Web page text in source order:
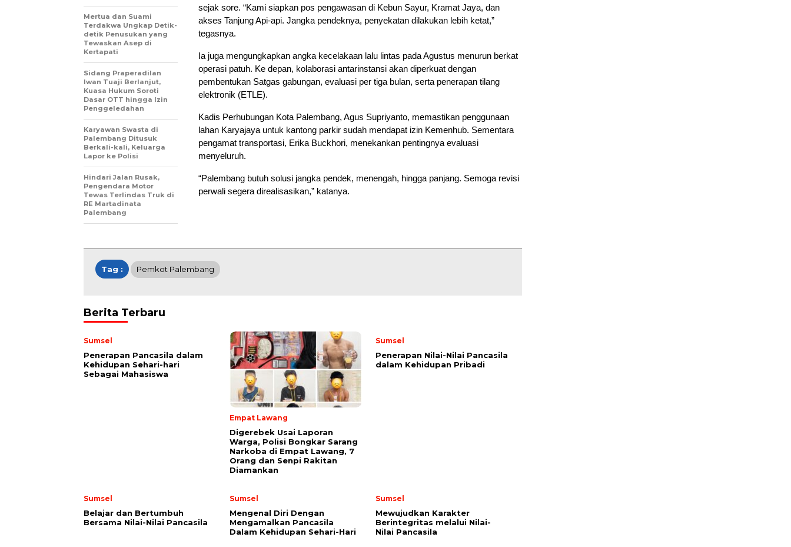
sejak sore. “Kami siapkan pos pengawasan di Kebun Sayur, Kramat Jaya, dan
akses Tanjung Api-api. Jangka pendeknya, penyekatan dilakukan lebih ketat,”
tegasnya.
Ia juga mengungkapkan angka kecelakaan lalu lintas pada Agustus menurun berkat
operasi patuh. Ke depan, kolaborasi antarinstansi akan diperkuat dengan
pembentukan Satgas gabungan, evaluasi per tiga bulan, serta penerapan tilang
elektronik (ETLE).
Kadis Perhubungan Kota Palembang, Agus Supriyanto, memastikan penggunaan
lahan Karyajaya untuk kantong parkir sudah mendapat izin Kemenhub. Sementara
pengamat transportasi, Erika Buckhori, menekankan pentingnya evaluasi
menyeluruh.
“Palembang butuh solusi jangka pendek, menengah, hingga panjang. Semoga revisi
perwali segera direalisasikan,” katanya.
Mertua dan Suami
Terdakwa Ungkap Detik-
detik Penusukan yang
Tewaskan Asep di
Kertapati
Sidang Praperadilan
Iwan Tuaji Berlanjut,
Kuasa Hukum Soroti
Dasar OTT hingga Izin
Penggeledahan
Karyawan Swasta di
Palembang Ditusuk
Berkali-kali, Keluarga
Lapor ke Polisi
Hindari Jalan Rusak,
Pengendara Motor
Tewas Terlindas Truk di
RE Martadinata
Palembang
Tag : Pemkot Palembang
Berita Terbaru
Sumsel
Penerapan Pancasila dalam
Kehidupan Sehari-hari
Sebagai Mahasiswa
Empat Lawang
Digerebek Usai Laporan
Warga, Polisi Bongkar Sarang
Narkoba di Empat Lawang, 7
Orang dan Senpi Rakitan
Diamankan
Sumsel
Penerapan Nilai-Nilai Pancasila
dalam Kehidupan Pribadi
Sumsel
Belajar dan Bertumbuh
Bersama Nilai-Nilai Pancasila
Sumsel
Mengenal Diri Dengan
Mengamalkan Pancasila
Dalam Kehidupan Sehari-Hari
Sumsel
Mewujudkan Karakter
Berintegritas melalui Nilai-
Nilai Pancasila